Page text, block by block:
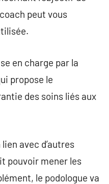
peut vous
en charge par la
propose le
des soins liés aux
avec d’autres
pouvoir mener les
le podologue va